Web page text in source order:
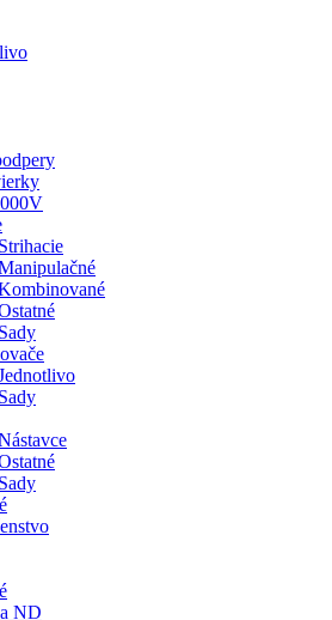
Strihacie
Sady
Sady
Sady
ND